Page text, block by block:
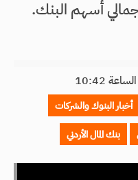
أخبار البنوك والشركات
بنك المال الأردني